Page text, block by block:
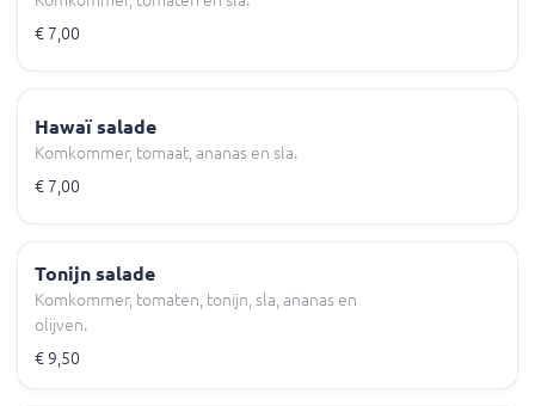
€ 7,00
Hawaï salade
Komkommer, tomaat, ananas en sla.
€ 7,00
Tonijn salade
Komkommer, tomaten, tonijn, sla, ananas en
olijven.
€ 9,50